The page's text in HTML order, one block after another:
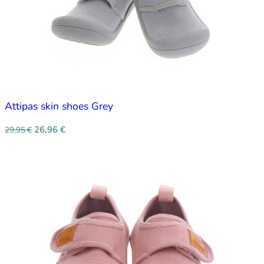
Attipas skin shoes Grey
29,95€ 26,96 €